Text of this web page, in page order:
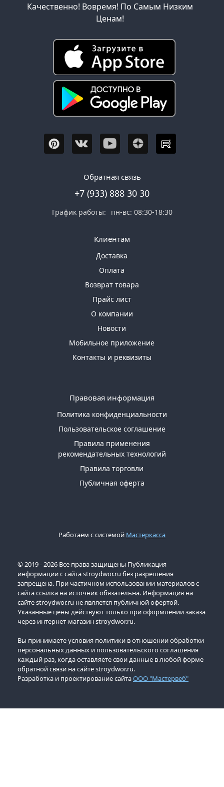
Качественно! Вовремя! По Самым Низким
Ценам!
Обратная связь
+7 (933) 888 30 30
График работы: пн-вс: 08:30-18:30
Клиентам
Доставка
Оплата
Возврат товара
Прайс лист
О компании
Новости
Мобильное приложение
Контакты и реквизиты
Правовая информация
Политика конфиденциальности
Пользовательское соглашение
Правила применения
рекомендательных технологий
Правила торговли
Публичная оферта
Работаем с системой Мастеркасса
© 2019 - 2026 Все права защищены Публикация
информации с сайта stroydwor.ru без разрешения
запрещена. При частичном использовании материалов с
сайта ссылка на источник обязательна. Информация на
сайте stroydwor.ru не является публичной офертой.
Указанные цены действуют только при оформлении заказа
через интернет-магазин stroydwor.ru.
Вы принимаете условия политики в отношении обработки
персональных данных и пользовательского соглашения
каждый раз, когда оставляете свои данные в любой форме
обратной связи на сайте stroydwor.ru.
Разработка и проектирование сайтаООО "Мастервеб"